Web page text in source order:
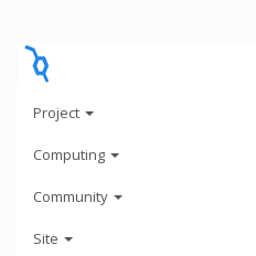
Project
Computing
Community
Site